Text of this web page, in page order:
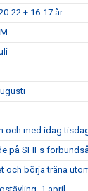
22 + 16-17 år
och med idag
på SFIFs
och börja träna